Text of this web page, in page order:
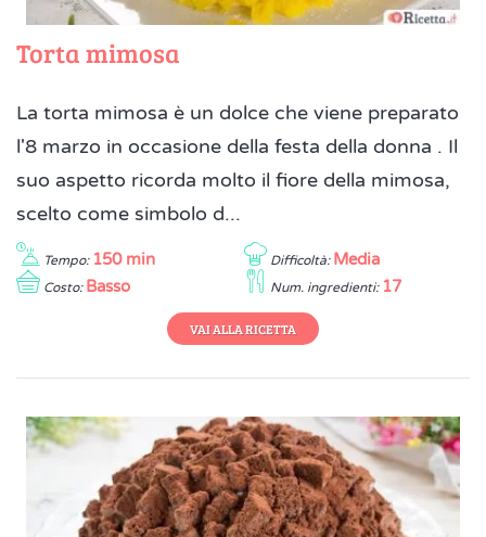
Torta mimosa
La torta mimosa è un dolce che viene preparato
l'8 marzo in occasione della festa della donna . Il
suo aspetto ricorda molto il fiore della mimosa,
scelto come simbolo d...
Tempo: 150 min Difficoltà: Media
Costo: Basso Num. ingredienti: 17
VAI ALLA RICETTA